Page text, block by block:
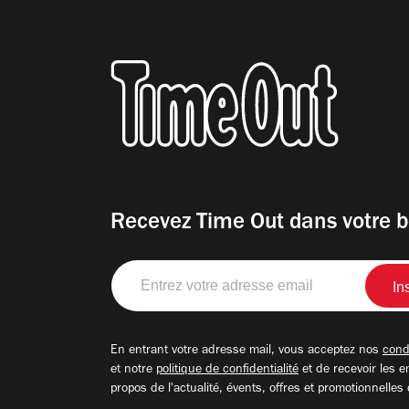
Recevez Time Out dans votre
Entrez
votre
adresse
En entrant votre adresse mail, vous acceptez nos
et notre politique de confidentialité et de recevoir les
propos de l'actualité, évents, offres et promotionnelles